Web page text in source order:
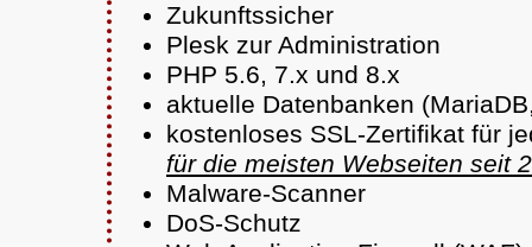
Zukunftssicher
Plesk zur Administration
PHP 5.6, 7.x und 8.x
aktuelle Datenbanken
kostenloses SSL-Zertifikat für
für die meisten Webseiten seit
Malware-Scanner
DoS-Schutz